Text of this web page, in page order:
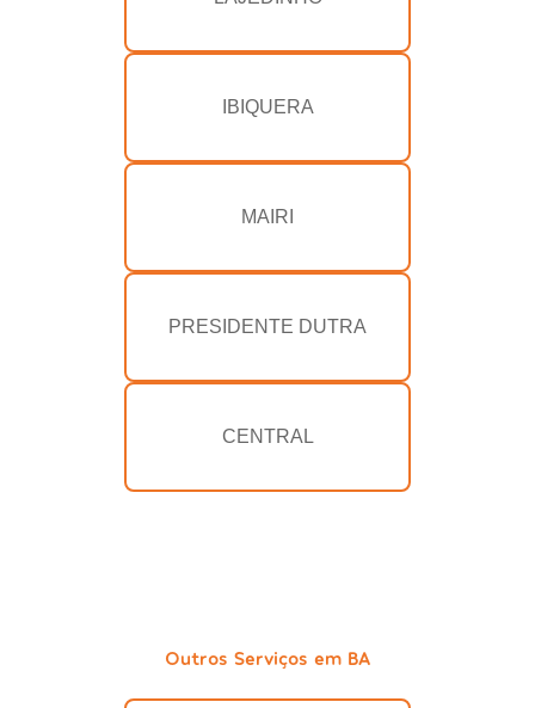
IBIQUERA
MAIRI
PRESIDENTE DUTRA
CENTRAL
Outros Serviços em BA